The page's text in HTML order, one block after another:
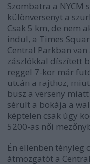
Szombatra a NYCM
különversenyt a
Csak 5 km, de nem
indul, a Times
Central Parkban
zászlókkal díszített
reggel 7-kor már
utcán a rajthoz,
busz a verseny
sérült a bokája a
képtelen csak úgy
5200-as női
Én ellenben tényleg
átmozgatót a